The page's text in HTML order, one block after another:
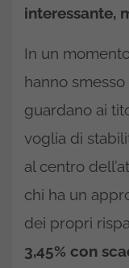
interessante,
In un
hanno
guardano ai
voglia di
al centro
chi ha un
dei propri
3,45% con